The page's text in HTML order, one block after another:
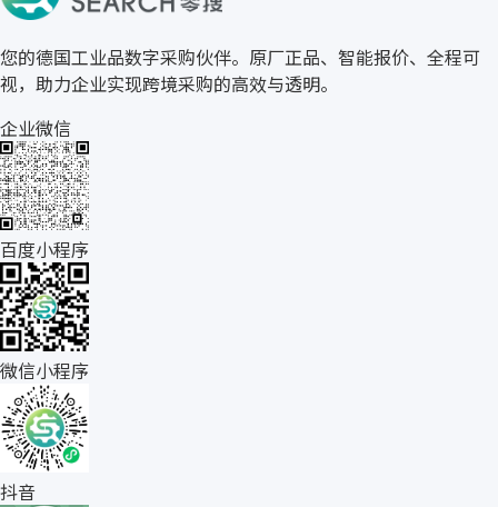
您的德国工业品数字采购伙伴。原厂正品、智能报价、全程可
视，助力企业实现跨境采购的高效与透明。
企业微信
百度小程序
微信小程序
抖音